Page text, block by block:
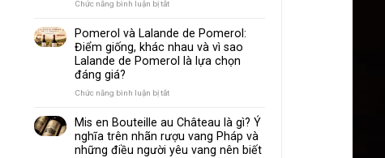
biến
nhất
thế
Chức năng bình luận bị tắtở
Và
Sparkling
Wine
Khác
10
Điểm
So
Pomerol và Lalande de Pomerol:
Điểm giống, khác nhau và vì sao
Lalande de Pomerol là lựa chọn
đáng giá?
Chức năng bình luận bị tắtở
Lalande
de
Pomerol:
Mis en Bouteille au Château là gì? Ý
nghĩa trên nhãn rượu vang Pháp và
những điều người yêu vang nên biết